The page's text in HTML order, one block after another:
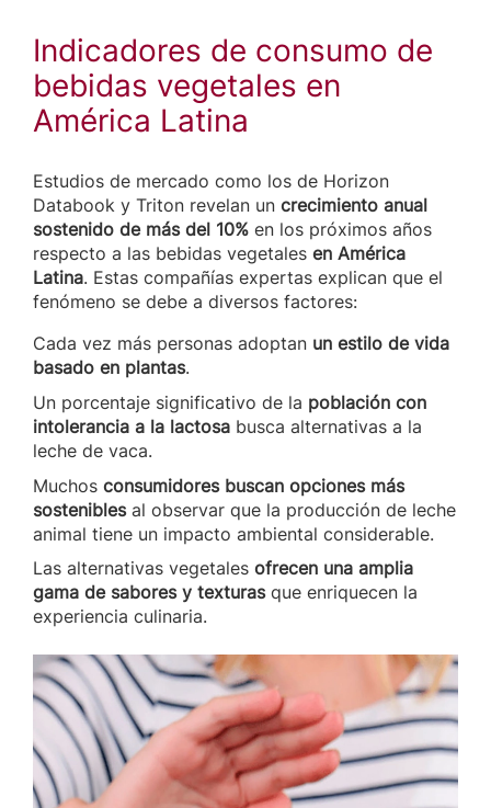
Indicadores de consumo de
bebidas vegetales en
América Latina
Estudios de mercado como los de Horizon
Databook y Triton revelan un crecimiento anual
sostenido de más del 10% en los próximos años
respecto a las bebidas vegetales en América
Latina. Estas compañías expertas explican que el
fenómeno se debe a diversos factores:
Cada vez más personas adoptan un estilo de vida
basado en plantas.
Un porcentaje significativo de la población con
intolerancia a la lactosa busca alternativas a la
leche de vaca.
Muchos consumidores buscan opciones más
sosteniblesal observar que la producción de leche
animal tiene un impacto ambiental considerable.
Las alternativas vegetales ofrecen una amplia
gama de sabores y texturasque enriquecen la
experiencia culinaria.